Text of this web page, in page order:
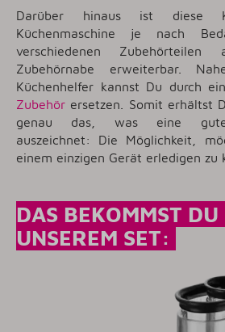
Darüber hinaus ist diese
Küchenmaschine je nach
verschiedenen
Zubehörnabe erweiterbar.
Küchenhelfer kannst Du durch
Zubehör ersetzen. Somit erhältst
genau das, was eine gute
auszeichnet: Die Möglichkeit,
einem einzigen Gerät erledigen zu
DAS BEKOMMST DU
UNSEREM SET: